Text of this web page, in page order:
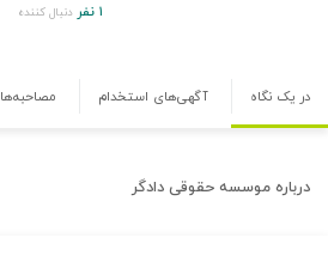
۱ نفر دنبال کننده
در یک نگاه آگهی‌های استخدام مصاحبه‌ها
درباره موسسه حقوقی دادگر